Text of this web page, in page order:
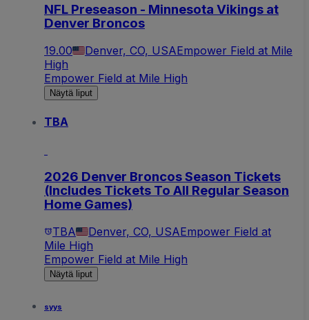
NFL Preseason - Minnesota Vikings at
Denver Broncos
19.00 Denver, CO, USAEmpower Field at Mile
High
Empower Field at Mile High
Näytä liput
TBA
2026 Denver Broncos Season Tickets
(Includes Tickets To All Regular Season
Home Games)
TBA Denver, CO, USAEmpower Field at
Mile High
Empower Field at Mile High
Näytä liput
syys